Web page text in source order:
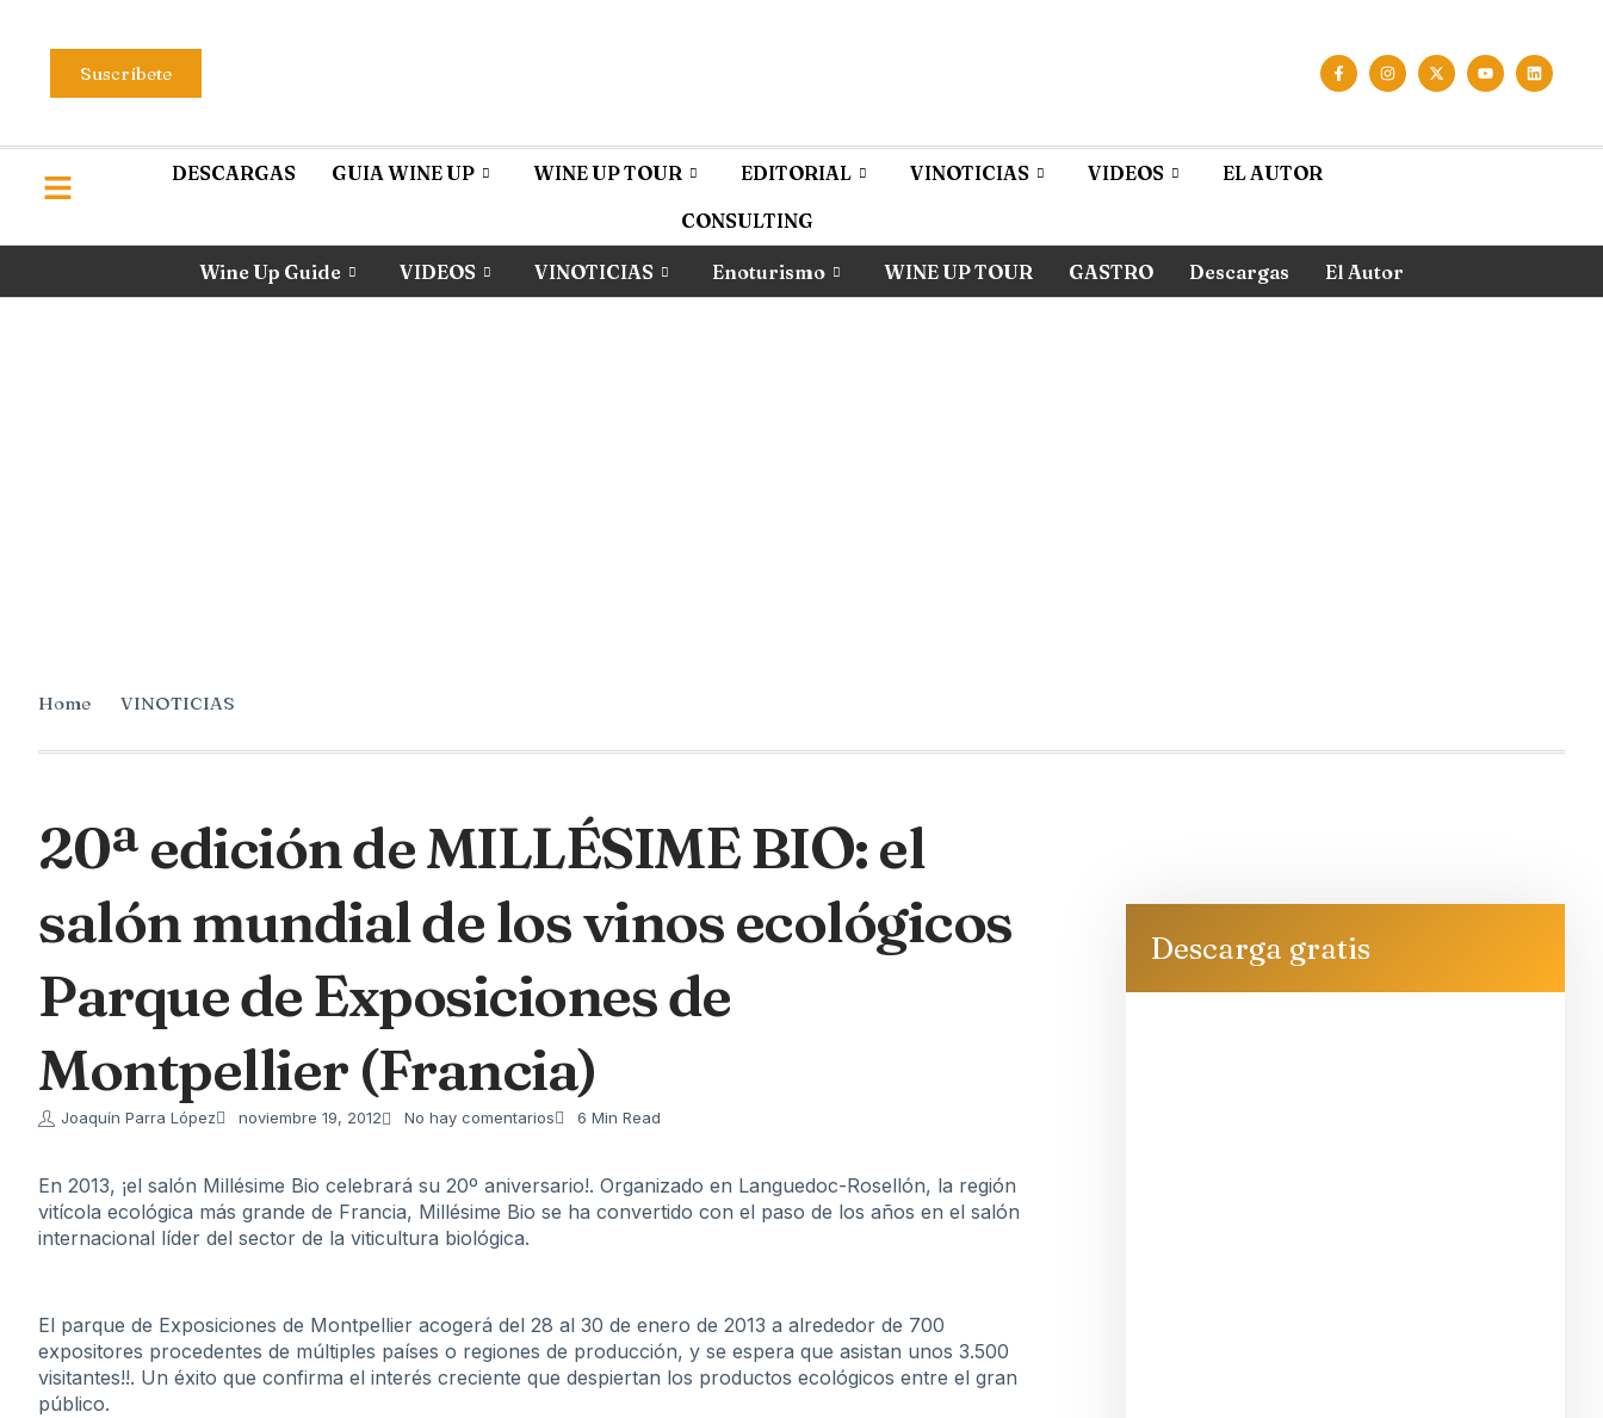
Suscríbete
DESCARGAS GUIA WINE UP WINE UP TOUR EDITORIAL VINOTICIAS VIDEOS
EL AUTOR
CONSULTING
Wine Up Guide VIDEOS VINOTICIAS Enoturismo WINE UP TOUR GASTRO Descargas El Autor
Home VINOTICIAS
20ª edición de MILLÉSIME BIO: el
salón mundial de los vinos ecológicos
Parque de Exposiciones de
Montpellier (Francia)
Joaquín Parra López noviembre 19, 2012 No hay comentarios 6 Min Read
En 2013, ¡el salón Millésime Bio celebrará su 20º aniversario!. Organizado en Languedoc-Rosellón, la región
vitícola ecológica más grande de Francia, Millésime Bio se ha convertido con el paso de los años en el salón
internacional líder del sector de la viticultura biológica.
El parque de Exposiciones de Montpellier acogerá del 28 al 30 de enero de 2013 a alrededor de 700
expositores procedentes de múltiples países o regiones de producción, y se espera que asistan unos 3.500
visitantes!!. Un éxito que confirma el interés creciente que despiertan los productos ecológicos entre el gran
público.
Descarga gratis